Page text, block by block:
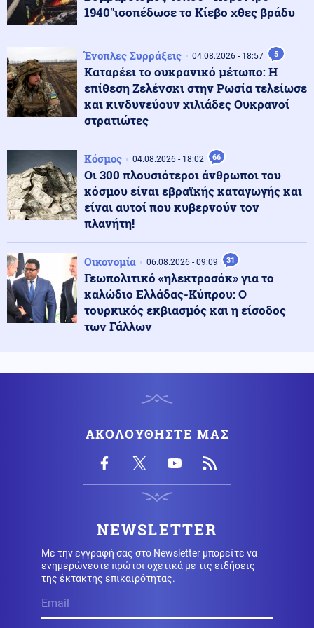
ΗΠΑ
"Μαλλιά κουβάρια" στο Κάμπ Ντέιβιντ Τραμπ και
Χέγκσεθ λόγω μεγάλης έλλειψης πυραύλων PATRIOT
Κοινωνία 06.08.2026 - 12:53
Αποκαΐδια το Πόρτο Γερμενό: Οι πρώτες εικόνες μετά
το πέρασμα της φωτιάς
Κόσμος 06.08.2026 - 12:46
Βόρεια Κορέα: Eξαπέλυσε βλήμα προς τη θάλασσα της
Ιαπωνίας
Κοινωνία 06.08.2026 - 12:43
Τροχαίο δυστύχημα με θύμα 42χρονο μοτοσικλετιστή
στη Μύκονο
Κυπριακό 06.08.2026 - 12:27
Η ηρωική μάχη του 256 Τάγματος Πεζικού στη Λάπηθο
Ακρίβεια στην Ευρώπη: Από το ελαιόλαδο μέχρι τα
06.08.2026 - 12:14
στην ΑΑΔΕ δικαιώθηκε»
Επιστήμη
Αμφιλεγόμενη μελέτη Ουκρανών: Η Σελήνη λειτουργεί
ως μυστική βάση UFO;
1940"ισοπέδωσε το Κίεβο χθες βράδυ
Ένοπλες Συρράξεις 04.08.2026 - 18:57 5
Καταρέει το ουκρανικό μέτωπο: Η
επίθεση Ζελένσκι στην Ρωσία τελείωσε
και κινδυνεύουν χιλιάδες Ουκρανοί
στρατιώτες
Κόσμος 04.08.2026 - 18:02 66
Οι 300 πλουσιότεροι άνθρωποι του
κόσμου είναι εβραϊκής καταγωγής και
είναι αυτοί που κυβερνούν τον
πλανήτη!
Οικονομία 06.08.2026 - 09:09 31
Γεωπολιτικό «ηλεκτροσόκ» για το
καλώδιο Ελλάδας-Κύπρου: Ο
τουρκικός εκβιασμός και η είσοδος
των Γάλλων
ΑΚΟΛΟΥΘΗΣΤΕ ΜΑΣ
NEWSLETTER
Με την εγγραφή σας στο Newsletter μπορείτε να
ενημερώνεστε πρώτοι σχετικά με τις ειδήσεις
της έκτακτης επικαιρότητας.